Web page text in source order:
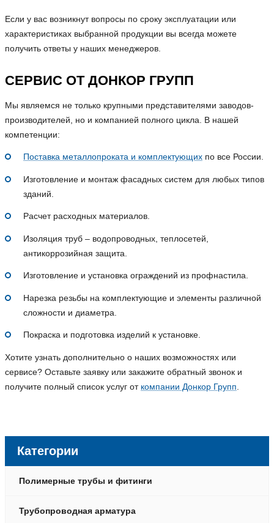
Если у вас возникнут вопросы по сроку эксплуатации или
характеристиках выбранной продукции вы всегда можете
получить ответы у наших менеджеров.
СЕРВИС ОТ ДОНКОР ГРУПП
Мы являемся не только крупными представителями заводов-
производителей, но и компанией полного цикла. В нашей
компетенции:
Поставка металлопроката и комплектующих по все России.
Изготовление и монтаж фасадных систем для любых типов
зданий.
Расчет расходных материалов.
Изоляция труб – водопроводных, теплосетей,
антикоррозийная защита.
Изготовление и установка ограждений из профнастила.
Нарезка резьбы на комплектующие и элементы различной
сложности и диаметра.
Покраска и подготовка изделий к установке.
Хотите узнать дополнительно о наших возможностях или
сервисе? Оставьте заявку или закажите обратный звонок и
получите полный список услуг от компании Донкор Групп
Категории
Полимерные трубы и фитинги
Трубопроводная арматура